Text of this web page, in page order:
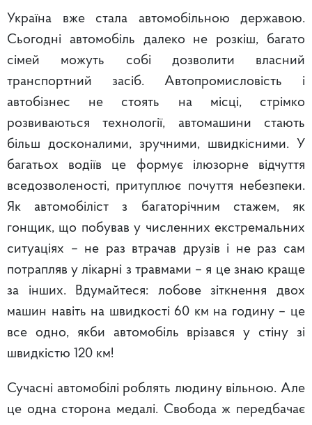
Україна вже стала автомобільною державою.
Сьогодні автомобіль далеко не розкіш, багато
сімей можуть собі дозволити власний
транспортний засіб. Автопромисловість і
автобізнес не стоять на місці, стрімко
розвиваються технології, автомашини стають
більш досконалими, зручними, швидкісними. У
багатьох водіїв це формує ілюзорне відчуття
вседозволеності, притуплює почуття небезпеки.
Як автомобіліст з багаторічним стажем, як
гонщик, що побував у численних екстремальних
ситуаціях – не раз втрачав друзів і не раз сам
потрапляв у лікарні з травмами – я це знаю краще
за інших. Вдумайтеся: лобове зіткнення двох
машин навіть на швидкості 60 км на годину – це
все одно, якби автомобіль врізався у стіну зі
швидкістю 120 км!
Сучасні автомобілі роблять людину вільною. Але
це одна сторона медалі. Свобода ж передбачає